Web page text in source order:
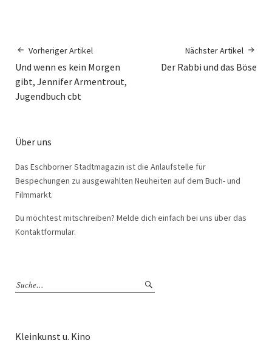
Vorheriger Artikel
Und wenn es kein Morgen
gibt, Jennifer Armentrout,
Jugendbuch cbt
Nächster Artikel
Der Rabbi und das Böse
Über uns
Das Eschborner Stadtmagazin ist die Anlaufstelle für
Bespechungen zu ausgewählten Neuheiten auf dem Buch- und
Filmmarkt.
Du möchtest mitschreiben? Melde dich einfach bei uns über das
Kontaktformular.
Kleinkunst u. Kino